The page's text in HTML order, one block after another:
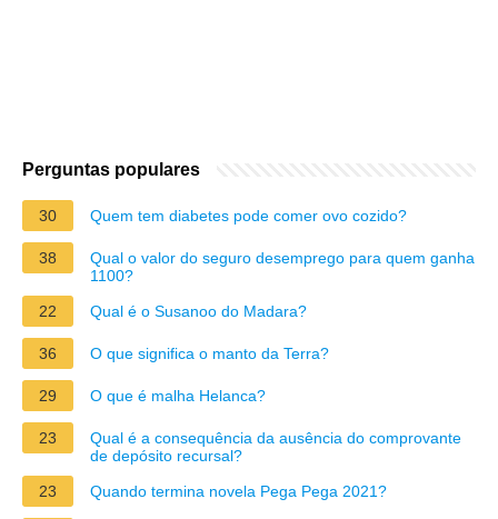
Perguntas populares
30 Quem tem diabetes pode comer ovo cozido?
38
Qual o valor do seguro desemprego para quem ganha
1100?
22
Qual é o Susanoo do Madara?
36 O que significa o manto da Terra?
29 O que é malha Helanca?
23
Qual é a consequência da ausência do comprovante
de depósito recursal?
23
Quando termina novela Pega Pega 2021?